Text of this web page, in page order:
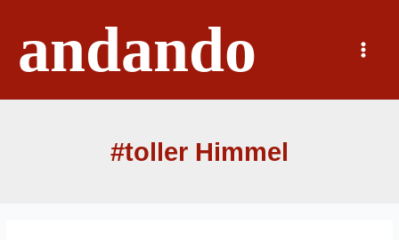
springenandando
Main
Menu
#toller Himmel